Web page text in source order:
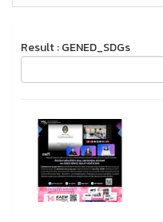
Result : GENED_SDGs